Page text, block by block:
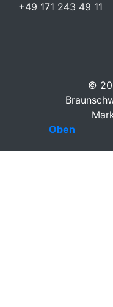
+49 171 243 49 11
©
Oben